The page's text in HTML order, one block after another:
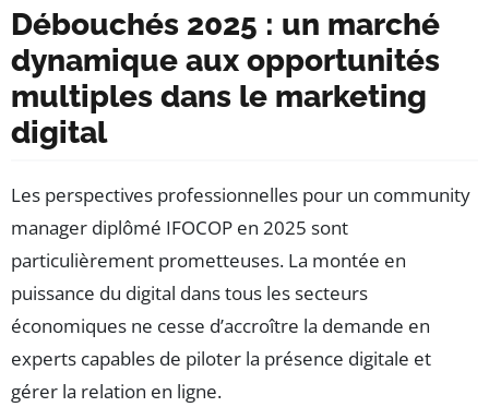
Débouchés 2025 : un marché
dynamique aux opportunités
multiples dans le marketing
digital
Les perspectives professionnelles pour un community
manager diplômé IFOCOP en 2025 sont
particulièrement prometteuses. La montée en
puissance du digital dans tous les secteurs
économiques ne cesse d’accroître la demande en
experts capables de piloter la présence digitale et
gérer la relation en ligne.